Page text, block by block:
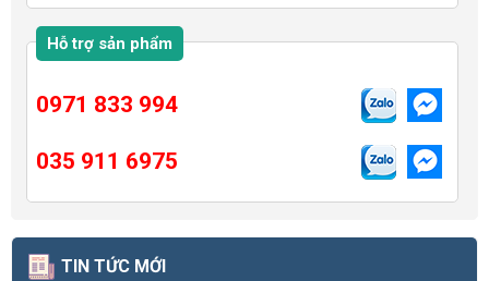
Hỗ trợ sản phẩm
0971 833 994
035 911 6975
TIN TỨC MỚI